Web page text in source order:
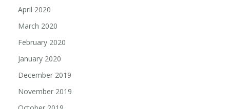
April 2020
March 2020
February 2020
January 2020
December 2019
November 2019